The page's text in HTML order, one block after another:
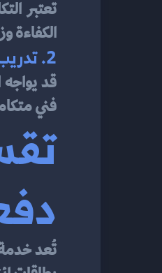
الكفاءة
2. تدريب الموظفين
فني